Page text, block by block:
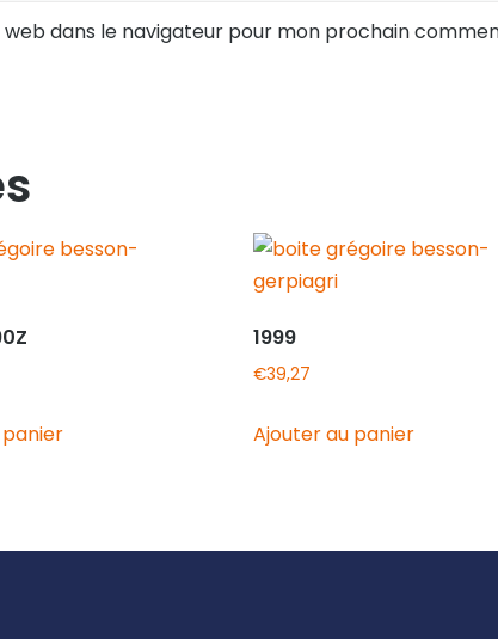
dans le navigateur pour mon prochain
1999
€39,27
Ajouter au panier